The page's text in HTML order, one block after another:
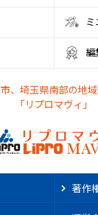
編
、埼玉県南部の地
「リプロマヴィ」
著作